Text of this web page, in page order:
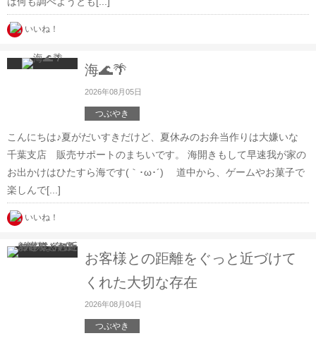
お客さま(248)
オリジナルグッズ(41)
(51)
いいね！
海🌊🌴
2026年08月05日
つぶやき
こんにちは♪夏がだいすきだけど、夏休みのお弁当作りは大嫌いな
千葉支店 販売サポートのまちいです。 海開きもして早速我が家の
お出かけはひたすら海です(｀･ω･´)ゞ 道中から、ゲームやお菓子で
楽しんで[...]
いいね！
お客様との距離をぐっと近づけて
くれた大切な存在
2026年08月04日
つぶやき